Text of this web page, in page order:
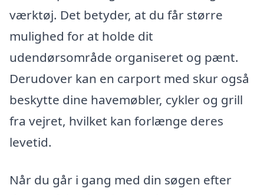
værktøj. Det betyder, at du får større
mulighed for at holde dit
udendørsområde organiseret og pænt.
Derudover kan en carport med skur også
beskytte dine havemøbler, cykler og grill
fra vejret, hvilket kan forlænge deres
levetid.
Når du går i gang med din søgen efter